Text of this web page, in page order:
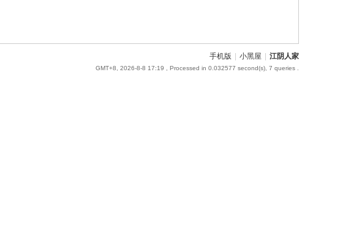
手机版 小黑屋 江阴人家
GMT+8, 2026-8-8 17:19 , Processed in 0.032577 second(s), 7 queries .